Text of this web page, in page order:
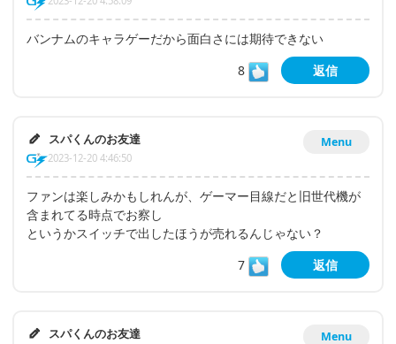
バンナムのキャラゲーだから面白さには期待できない
8
返信
Menu
スパくんのお友達
2023-12-20 4:46:50
ファンは楽しみかもしれんが、ゲーマー目線だと旧世代機が
含まれてる時点でお察し
というかスイッチで出したほうが売れるんじゃない？
7
返信
Menu
スパくんのお友達